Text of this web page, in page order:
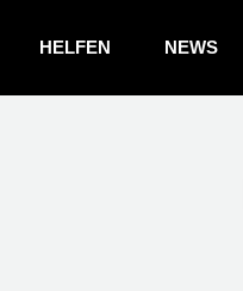
HELFEN NEWS